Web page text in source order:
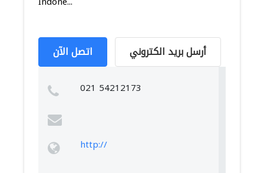
اتصل الآن أرسل بريد الكتروني
021 54212173
http://